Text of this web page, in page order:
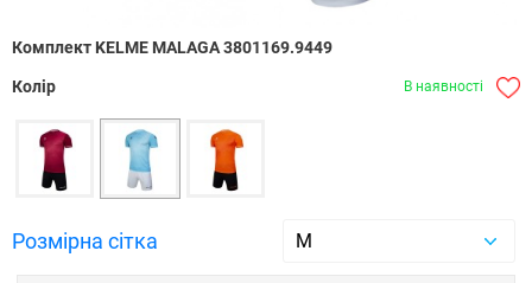
Комплект KELME MALAGA 3801169.9449
В наявності
Колір
Розмірна сітка